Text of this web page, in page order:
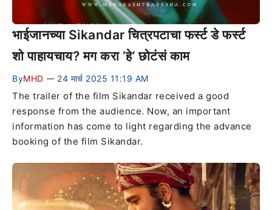
भाईजानच्या Sikandar चित्रपटाचा फर्स्ट डे फर्स्ट
शो पाहायचाय? मग करा ‘हे’ छोटंसं काम
ByMHD — 24 मार्च 2025 11:19 AM
The trailer of the film Sikandar received a good
response from the audience. Now, an important
information has come to light regarding the advance
booking of the film Sikandar.